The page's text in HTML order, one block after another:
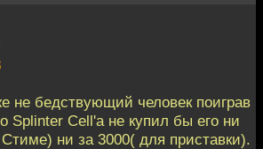
не бедствующий человек поиграв
Splinter Cell'а не купил бы его ни
ни за 3000( для приставки).